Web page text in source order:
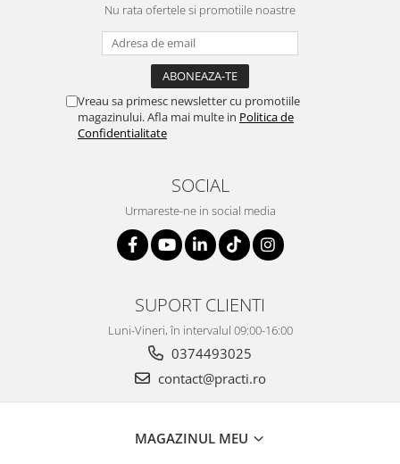
Nu rata ofertele si promotiile noastre
Vreau sa primesc newsletter cu promotiile
magazinului. Afla mai multe in Politica de
Confidentialitate
SOCIAL
Urmareste-ne in social media
SUPORT CLIENTI
Luni-Vineri, în intervalul 09:00-16:00
0374493025
contact@practi.ro
MAGAZINUL MEU